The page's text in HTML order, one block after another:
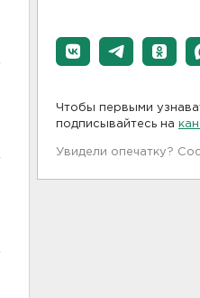
Чтобы первыми
подписывайтесь на
Увидели опечатку?